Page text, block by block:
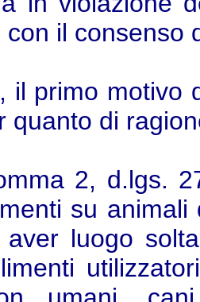
con il consenso
il primo motivo
quanto di
2, d.lgs.
su
aver luogo